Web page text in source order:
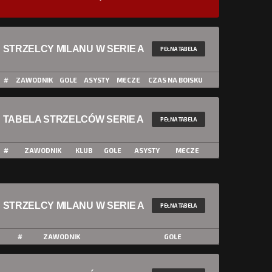
STRZELCY MILANU W SERIE A PEŁNA TABELA
# ZAWODNIK GOLE ASYSTY MECZE CZAS NA BOISKU
TABELA STRZELCÓW SERIE A PEŁNA TABELA
# ZAWODNIK KLUB GOLE ASYSTY MECZE
STRZELCY MILANU W SERIE A PEŁNA TABELA
# ZAWODNIK GOLE